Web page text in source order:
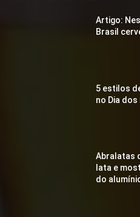
Artigo:
Brasil
5 estilos
no Dia dos
Abralatas
lata e
do